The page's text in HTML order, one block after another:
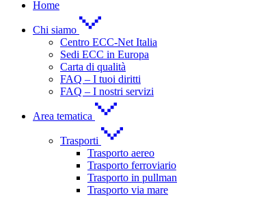
Home
Chi siamo
Centro ECC-Net Italia
Sedi ECC in Europa
Carta di qualità
FAQ – I tuoi diritti
FAQ – I nostri servizi
Area tematica
Trasporti
Trasporto aereo
Trasporto ferroviario
Trasporto in pullman
Trasporto via mare